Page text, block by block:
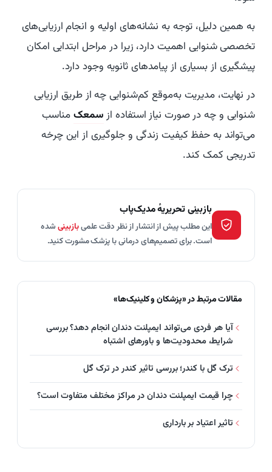
به همین دلیل، توجه به نشانه‌های اولیه و انجام ارزیابی‌های
تخصصی شنوایی اهمیت دارد، زیرا در مراحل ابتدایی امکان
پیشگیری از بسیاری از پیامدهای ثانویه وجود دارد.
در نهایت، مدیریت به‌موقع کم‌شنوایی چه از طریق ارزیابی
شنوایی و چه در صورت نیاز استفاده از سمعکمناسب
می‌تواند به حفظ کیفیت زندگی و جلوگیری از این چرخه
تدریجی کمک کند.
بازبینی تحریریهٔ مدیک‌پاب
این مطلب پیش از انتشار از نظر دقت علمیبازبینیشده
است. برای تصمیم‌های درمانی با پزشک مشورت کنید.
مقالات مرتبط در «پزشکان و کلینیک‌ها»
آیا هر فردی می‌تواند ایمپلنت دندان انجام دهد؟ بررسی
شرایط، محدودیت‌ها و باورهای اشتباه
ترک گل با کندر؛ بررسی تاثیر کندر در ترک گل
چرا قیمت ایمپلنت دندان در مراکز مختلف متفاوت است؟
تاثیر اعتیاد بر بارداری